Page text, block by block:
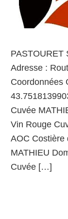
PASTOURET
Adresse :
Coordonnées
Cuvée
Vin Rouge
AOC Costière
MATHIEU
Cuvée […]